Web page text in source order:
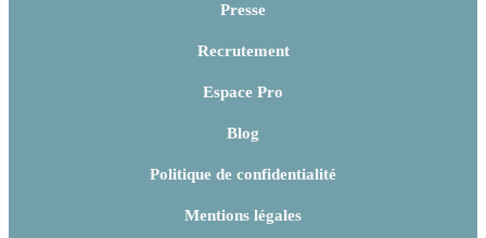
Presse
Recrutement
Espace Pro
Blog
Politique de confidentialité
Mentions légales